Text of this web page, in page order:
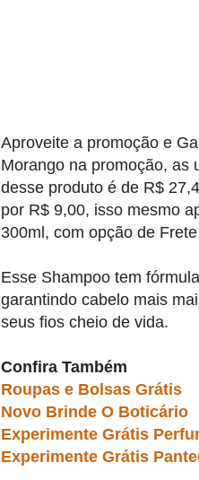
Aproveite a promoção e
Morango na promoção, as
desse produto é de R$
por R$ 9,00, isso mesmo
300ml, com opção de
Esse Shampoo tem
garantindo cabelo mais
seus fios cheio de vida.
Confira Também
Roupas e Bolsas Grátis
Novo Brinde O Boticário
Experimente Grátis
Experimente Grátis